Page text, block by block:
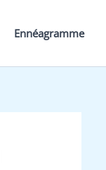
Ennéagramme